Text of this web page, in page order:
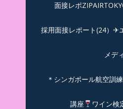
面接レポ
採用面接レポート(24）✈
メデ
＊シンガポール航空訓
講座 ワイン検